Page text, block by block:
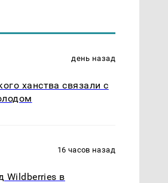
день назад
ханства связали с
16 часов назад
Wildberries в